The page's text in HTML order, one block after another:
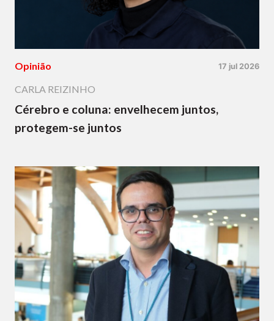
Opinião 17 jul 2026
CARLA REIZINHO
Cérebro e coluna: envelhecem juntos,
protegem-se juntos